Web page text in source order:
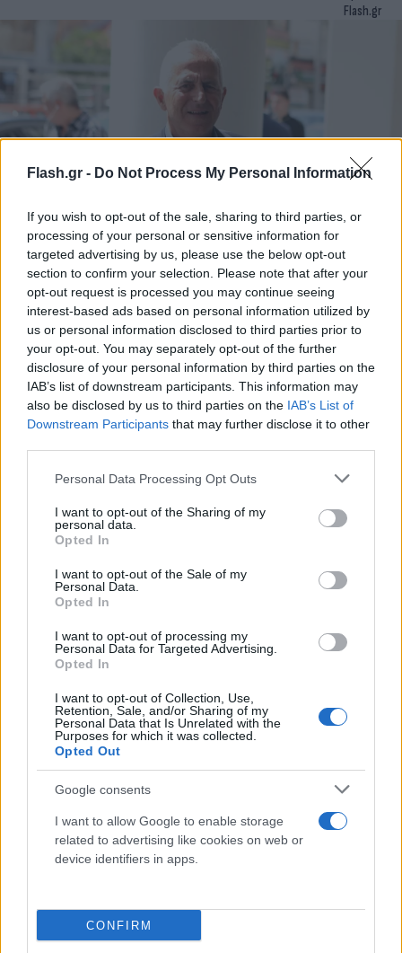
Flash.gr - Do Not Process My Personal Information
If you wish to opt-out of the sale, sharing to third parties, or
processing of your personal or sensitive information for
targeted advertising by us, please use the below opt-out
section to confirm your selection. Please note that after your
opt-out request is processed you may continue seeing
interest-based ads based on personal information utilized by
us or personal information disclosed to third parties prior to
your opt-out. You may separately opt-out of the further
disclosure of your personal information by third parties on the
IAB’s list of downstream participants. This information may
also be disclosed by us to third parties on the IAB’s List of
Downstream Participants that may further disclose it to other
Please note that this website/app uses one or more Google
not limited to your visit or usage behaviour. You may click to
grant or deny consent to Google and its third-party tags to
use your data for below specified purposes in below Google
consent section.
Personal Data Processing Opt Outs
I want to opt-out of the Sharing of my
personal data.
Opted In
I want to opt-out of the Sale of my
Personal Data.
Opted In
I want to opt-out of processing my
Personal Data for Targeted Advertising.
Opted In
I want to opt-out of Collection, Use,
Retention, Sale, and/or Sharing of my
Personal Data that Is Unrelated with the
Purposes for which it was collected.
Opted Out
Google consents
I want to allow Google to enable storage
related to advertising like cookies on web or
device identifiers in apps.
CONFIRM
Flash.gr
Είδαν τον Αποστολάκη και άρχισαν να «βγάζουν
καπνούς»
10.09.2025 07:00 ΑΝΙΧΝΕΥΤΗΣ
Νέες προσχωρήσεις στο ΠΑΣΟΚ;
19.06.2025 07:00
Παππάς «έκλεισε», Αποστολάκης ακολουθεί (;)